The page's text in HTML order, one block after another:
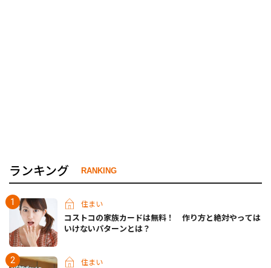
ランキング RANKING
住まい
コストコの家族カードは無料！ 作り方と絶対やっては
いけないパターンとは？
住まい